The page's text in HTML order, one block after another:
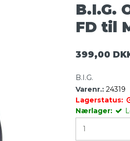
B.I.G.
FD til
399,00
B.I.G.
Varenr.: 24319
Lagerstatus:
Nærlager: